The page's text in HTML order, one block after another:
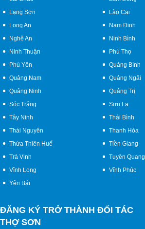
Lạng Sơn
Lào Cai
Long An
Nam Định
Nghệ An
Ninh Bình
Ninh Thuận
Phú Thọ
Phú Yên
Quảng Bình
Quảng Nam
Quảng Ngãi
Quảng Ninh
Quảng Trị
Sóc Trăng
Sơn La
Tây Ninh
Thái Bình
Thái Nguyên
Thanh Hóa
Thừa Thiên Huế
Tiền Giang
Trà Vinh
Tuyên Quang
Vĩnh Long
Vĩnh Phúc
Yên Bái
ĐĂNG KÝ TRỞ THÀNH ĐỐI TÁC
THỢ SƠN